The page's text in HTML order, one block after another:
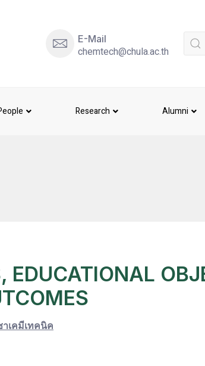
E-Mail
chemtech@chula.ac.th
Research Alumni
EDUCATIONAL
เคมีเทคนิค